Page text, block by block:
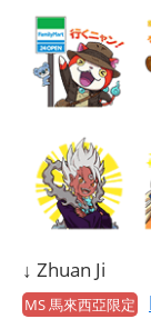
↓ Zhuan Ji
MS 馬來西亞限定